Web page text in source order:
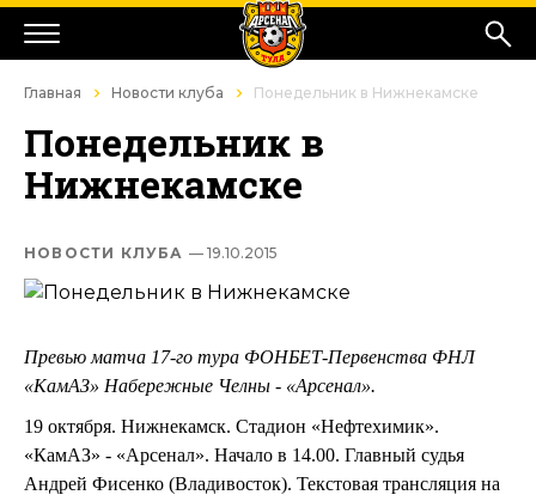
Главная Новости клуба Понедельник в Нижнекамске
Понедельник в
Нижнекамске
НОВОСТИ КЛУБА — 19.10.2015
Превью матча 17-го тура ФОНБЕТ-Первенства ФНЛ
«КамАЗ» Набережные Челны - «Арсенал».
19 октября. Нижнекамск. Стадион «Нефтехимик».
«КамАЗ» - «Арсенал». Начало в 14.00. Главный судья
Андрей Фисенко (Владивосток). Текстовая трансляция на